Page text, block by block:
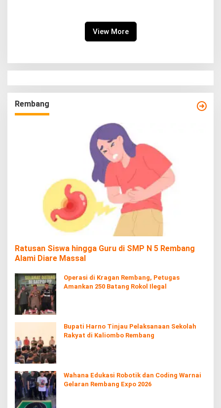
View More
Rembang
Ratusan Siswa hingga Guru di SMP N 5 Rembang
Alami Diare Massal
Operasi di Kragan Rembang, Petugas
Amankan 250 Batang Rokol Ilegal
Bupati Harno Tinjau Pelaksanaan Sekolah
Rakyat di Kaliombo Rembang
Wahana Edukasi Robotik dan Coding Warnai
Gelaran Rembang Expo 2026